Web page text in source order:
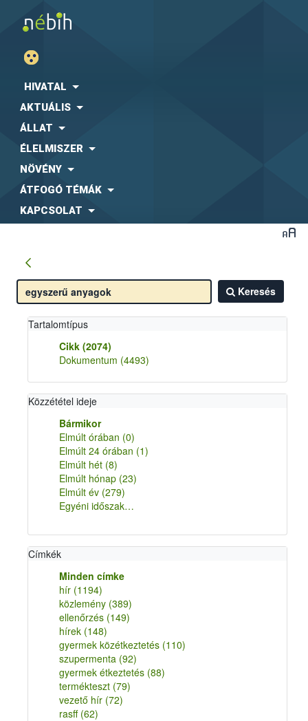
HIVATAL
AKTUÁLIS
ÁLLAT
ÉLELMISZER
NÖVÉNY
ÁTFOGÓ TÉMÁK
KAPCSOLAT
Keresés
Tartalomtípus
Cikk (2074)
Dokumentum (4493)
Közzététel ideje
Bármikor
Elmúlt órában (0)
Elmúlt 24 órában (1)
Elmúlt hét (8)
Elmúlt hónap (23)
Elmúlt év (279)
Egyéni időszak…
Címkék
Minden címke
hír (1194)
közlemény (389)
ellenőrzés (149)
hírek (148)
gyermek közétkeztetés (110)
szupermenta (92)
gyermek étkeztetés (88)
termékteszt (79)
vezető hír (72)
rasff (62)